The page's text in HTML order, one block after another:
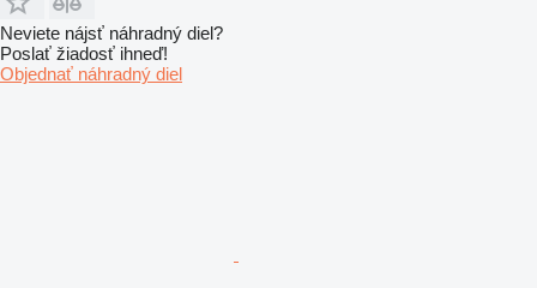
Neviete nájsť náhradný diel?
Poslať žiadosť ihneď!
Objednať náhradný diel